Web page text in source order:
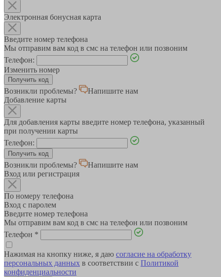
Электронная бонусная карта
Введите номер телефона
Мы отправим вам код в смс на телефон или позвоним
Телефон:
Изменить номер
Возникли проблемы?
Напишите нам
Добавление карты
Для добавления карты введите номер телефона, указанный
при получении карты
Телефон:
Возникли проблемы?
Напишите нам
Вход или регистрация
По номеру телефона
Вход с паролем
Введите номер телефона
Мы отправим вам код в смс на телефон или позвоним
Телефон *
Нажимая на кнопку ниже, я даю согласие на обработку
персональных данных в соответствии с Политикой
конфиденциальности